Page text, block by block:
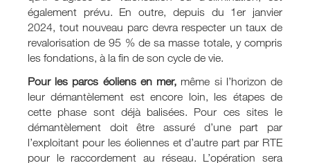
également prévu. En outre, depuis du 1er janvier
2024, tout nouveau parc devra respecter un taux de
revalorisation de 95 % de sa masse totale, y compris
les fondations, à la fin de son cycle de vie.
Pour les parcs éoliens en mer, même si l’horizon de
leur démantèlement est encore loin, les étapes de
cette phase sont déjà balisées. Pour ces sites le
démantèlement doit être assuré d’une part par
l’exploitant pour les éoliennes et d’autre part par RTE
pour le raccordement au réseau. L’opération sera